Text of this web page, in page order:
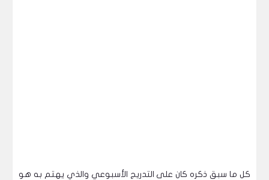
كل ما سبق ذكره كان على التدريج الأسبوعي والذي يهتم به هو